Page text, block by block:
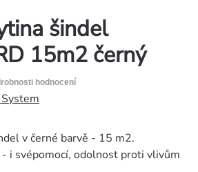
šindel
15m2 černý
hodnocení
v černé barvě - 15 m2.
- i svépomocí, odolnost proti vlivům